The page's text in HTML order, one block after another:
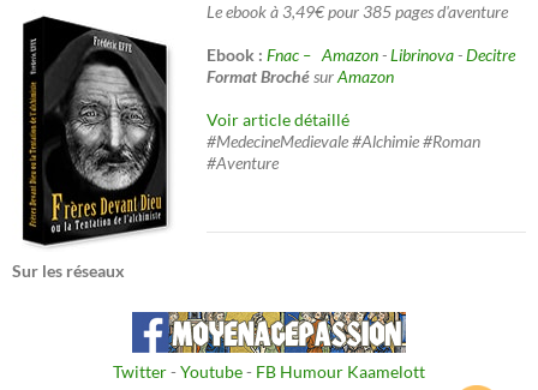
Le ebook à 3,49€ pour 385 pages d'aventure
Ebook : Fnac – Amazon-Librinova-Decitre
Format BrochésurAmazon
Voir article détaillé
#MedecineMedievale #Alchimie #Roman
#Aventure
Sur les réseaux
Twitter- Youtube- FB Humour Kaamelott